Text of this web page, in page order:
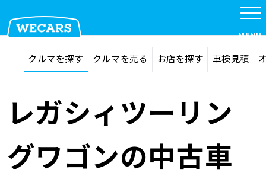
在庫検索 サイト内検索
MENU
クルマを探す
クルマを探す クルマを売る お店を探す 車検見積
レガシィツーリン
グワゴンの中古車